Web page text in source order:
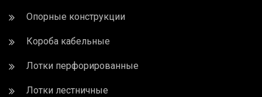
Опорные конструкции
Короба кабельные
Лотки перфорированные
Лотки лестничные